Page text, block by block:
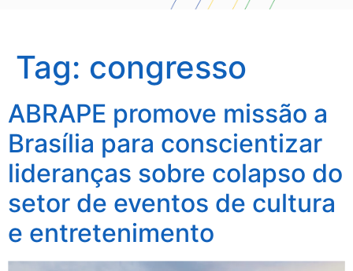
Tag: congresso
ABRAPE promove missão a
Brasília para conscientizar
lideranças sobre colapso do
setor de eventos de cultura
e entretenimento